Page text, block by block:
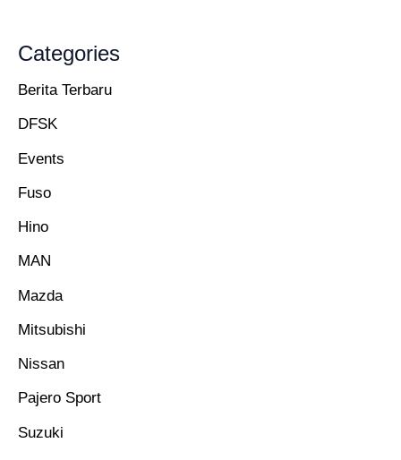
Categories
Berita Terbaru
DFSK
Events
Fuso
Hino
MAN
Mazda
Mitsubishi
Nissan
Pajero Sport
Suzuki